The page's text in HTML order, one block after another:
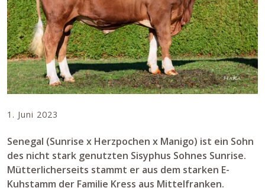
1. Juni 2023
Senegal (Sunrise x Herzpochen x Manigo) ist ein Sohn
des nicht stark genutzten Sisyphus Sohnes Sunrise.
Mütterlicherseits stammt er aus dem starken E-
Kuhstamm der Familie Kress aus Mittelfranken.